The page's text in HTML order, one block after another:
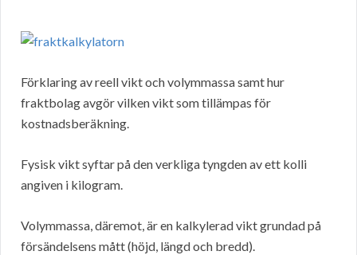
Förklaring av reell vikt och volymmassa samt hur
fraktbolag avgör vilken vikt som tillämpas för
kostnadsberäkning.
Fysisk vikt syftar på den verkliga tyngden av ett kolli
angiven i kilogram.
Volymmassa, däremot, är en kalkylerad vikt grundad på
försändelsens mått (höjd, längd och bredd).